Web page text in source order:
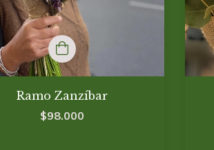
Ramo Zanzíbar
$98.000